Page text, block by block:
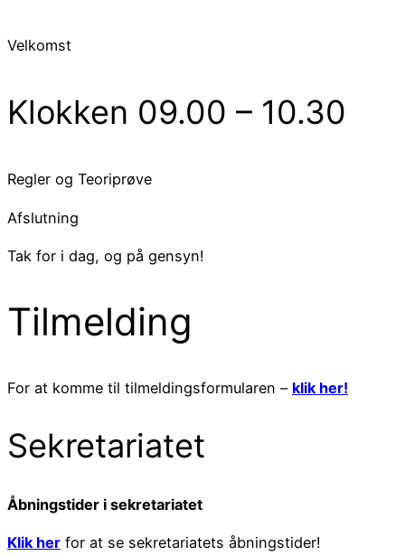
Velkomst
Klokken 09.00 – 10.30
Regler og Teoriprøve
Afslutning
Tak for i dag, og på gensyn!
Tilmelding
For at komme til tilmeldingsformularen – klik her!
Sekretariatet
Åbningstider i sekretariatet
Klik her for at se sekretariatets åbningstider!